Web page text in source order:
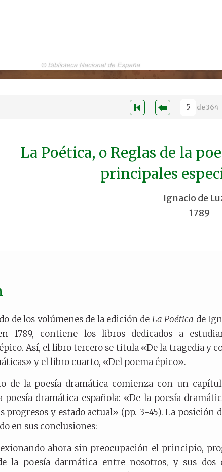
de364
La Poética, o Reglas de la
principales
Ignacio de
1789
de los volúmenes de la edición de La Poética de
1789, contiene los libros dedicados a
Así, el libro tercero se titula «De la tragedia y
y el libro cuarto, «Del poema épico».
de la poesía dramática comienza con un
dramática española: «De la poesía
progresos y estado actual» (pp. 3-45). La posición
en sus conclusiones:
ahora sin preocupación el principio,
la poesía darmática entre nosotros, y sus dos